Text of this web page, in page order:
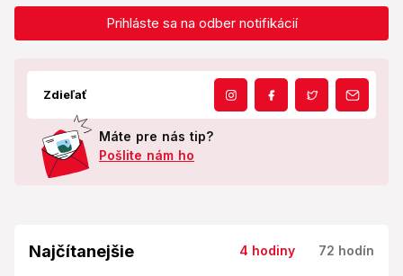
Prihláste sa na odber notifikácií
Zdieľať
Máte pre nás tip?
Pošlite nám ho
Najčítanejšie 4 hodiny 72 hodín